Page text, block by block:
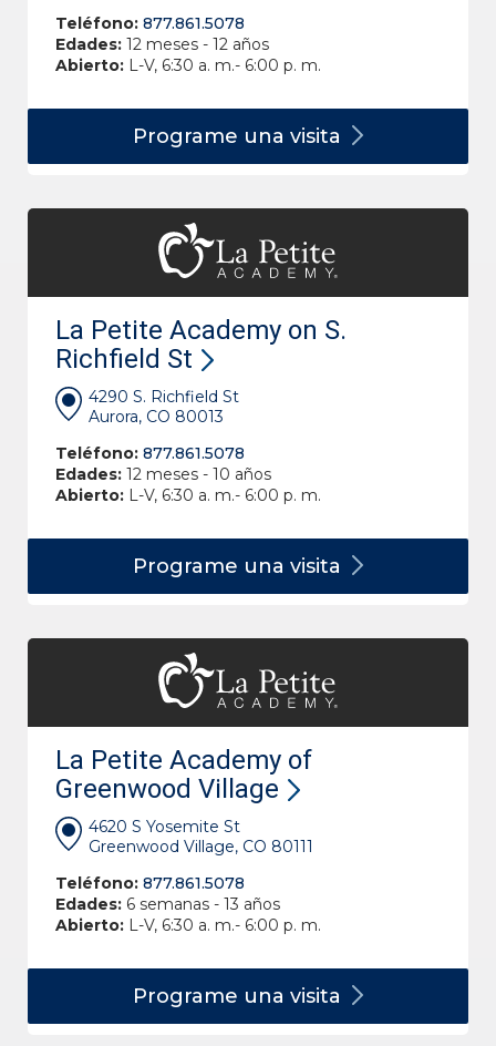
Teléfono: 877.861.5078
Edades: 12 meses - 12 años
Abierto: L-V, 6:30 a. m.- 6:00 p. m.
Programe una visita
La Petite Academy on S.
Richfield St
4290 S. Richfield St
Aurora, CO 80013
Teléfono: 877.861.5078
Edades: 12 meses - 10 años
Abierto: L-V, 6:30 a. m.- 6:00 p. m.
Programe una visita
La Petite Academy of
Greenwood Village
4620 S Yosemite St
Greenwood Village, CO 80111
Teléfono: 877.861.5078
Edades: 6 semanas - 13 años
Abierto: L-V, 6:30 a. m.- 6:00 p. m.
Programe una visita